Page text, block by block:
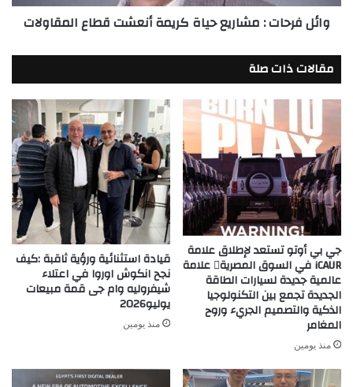
المقاولات
وائل فرحات : مشاريع حياة كريمة أنعشت قطاع المقاولات
مقالات ذات صلة
جي بي أوتو تستعد لإطلاق علامة
iCAUR في السوق المصرية علامة
عالمية جديدة لسيارات الطاقة
الجديدة تجمع بين التكنولوجيا
الذكية والتصميم الجريء وروح
المغامر
منذ يومين
قيادة استثنائية ورؤية ثاقبة :كيف
نجح انكوش اوروا في اعتلاء
شيفروليه وام جى قمة مبيعات
يوليو2026
منذ يومين